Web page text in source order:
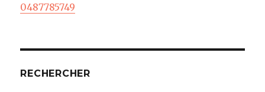
0487785749
RECHERCHER